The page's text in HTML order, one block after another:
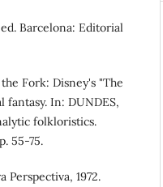
Barcelona: Editorial
Fork: Disney's "The
In: DUNDES,
folkloristics.
55-75.
Perspectiva, 1972.